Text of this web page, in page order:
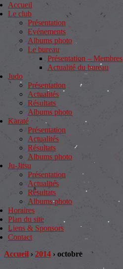
Accueil
Le club
Présentation
Evénements
Albums photo
Le bureau
Présentation – Membres
Actualité du bureau
Judo
Présentation
Actualités
Résultats
Albums photo
Karaté
Présentation
Actualités
Résultats
Albums photo
Ju-Jitsu
Présentation
Actualités
Résultats
Albums photo
Horaires
Plan du site
Liens & Sponsors
Contact
Accueil › 2014 › octobre